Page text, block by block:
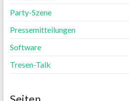
Party-Szene
Pressemitteilungen
Software
Tresen-Talk